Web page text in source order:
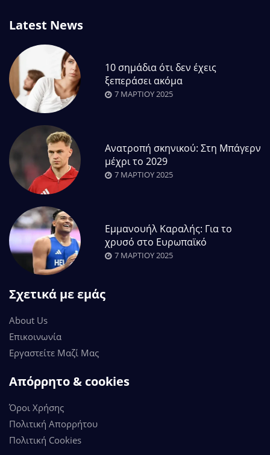
Latest News
10 σημάδια ότι δεν έχεις
ξεπεράσει ακόμα
7 ΜΑΡΤΊΟΥ 2025
Ανατροπή σκηνικού: Στη Μπάγερν
μέχρι το 2029
7 ΜΑΡΤΊΟΥ 2025
Εμμανουήλ Καραλής: Για το
χρυσό στο Ευρωπαϊκό
7 ΜΑΡΤΊΟΥ 2025
Σχετικά με εμάς
About Us
Επικοινωνία
Εργαστείτε Μαζί Μας
Απόρρητο & cookies
Όροι Χρήσης
Πολιτική Απορρήτου
Πολιτική Cookies